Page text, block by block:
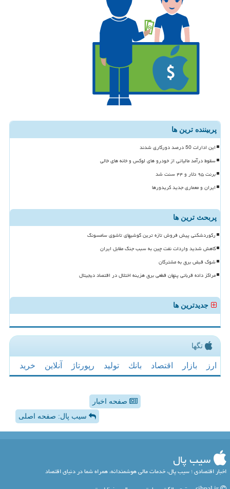
پربیننده ترین ها
این ادارات 50 درصد دورکاری شدند
سقوط درآمد مالیاتی از خودرو های لوکس و خانه های خالی
برنت ۹۵ دلار و ۴۴ سنت شد
ایران و معماری جدید کریدورها
پربحث ترین ها
رکوردشکنی پیش فروش تازه ترین گوشیهای تاشوی سامسونگ
کاهش شدید واردات نفت چین به سبب جنگ مقابل ایران
شوک قبض برق به مشترکان
مراکز داده قربانی پنهان قطعی برق هزینه اختلال در اقتصاد دیجیتال
جدیدترین ها
تگها
ارز بازار اقتصاد بانك تولید رپورتاژ آنلاین خرید
صفحه اخبار
سیب پال: صفحه اصلی
سیب پال
اخبار اقتصادی ؛ سیب پال، خدمات مالی هوشمندانه، همراه شما در دنیای اقتصاد